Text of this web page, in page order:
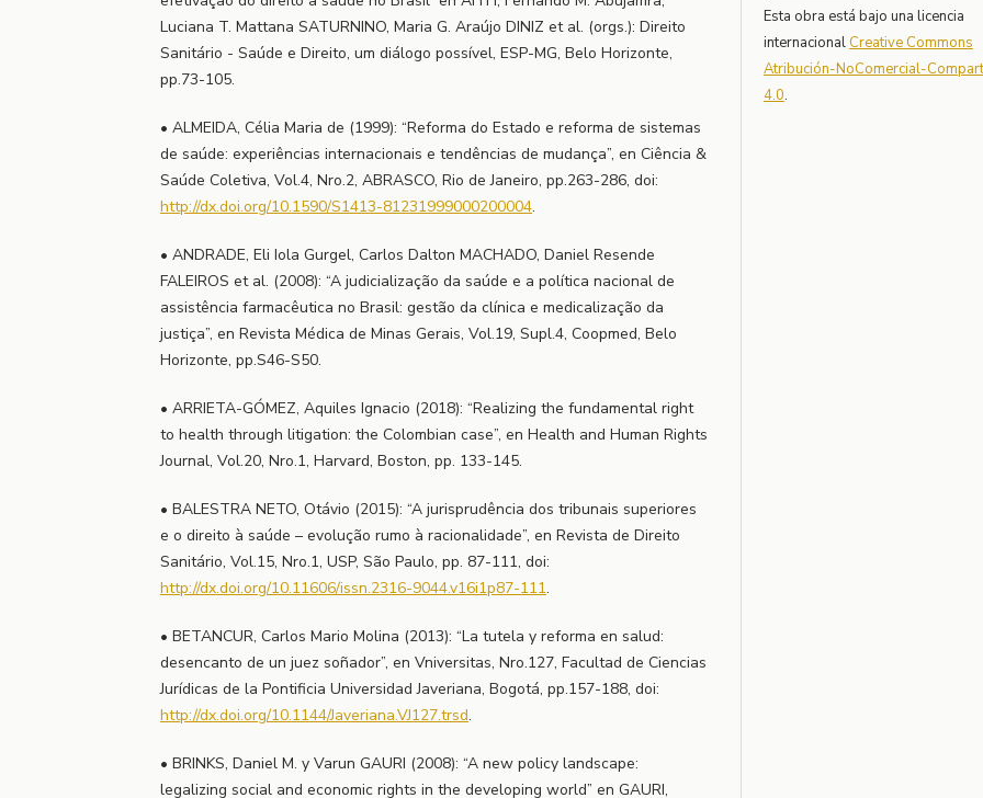
Luciana T. Mattana SATURNINO, Maria G. Araújo DINIZ et al. (orgs.): Direito
Sanitário - Saúde e Direito, um diálogo possível, ESP-MG, Belo Horizonte,
pp.73-105.
• ALMEIDA, Célia Maria de (1999): “Reforma do Estado e reforma de sistemas
de saúde: experiências internacionais e tendências de mudança”, en Ciência &
Saúde Coletiva, Vol.4, Nro.2, ABRASCO, Rio de Janeiro, pp.263-286, doi:
http://dx.doi.org/10.1590/S1413-81231999000200004.
• ANDRADE, Eli Iola Gurgel, Carlos Dalton MACHADO, Daniel Resende
FALEIROS et al. (2008): “A judicialização da saúde e a política nacional de
assistência farmacêutica no Brasil: gestão da clínica e medicalização da
justiça”, en Revista Médica de Minas Gerais, Vol.19, Supl.4, Coopmed, Belo
Horizonte, pp.S46-S50.
• ARRIETA-GÓMEZ, Aquiles Ignacio (2018): “Realizing the fundamental right
to health through litigation: the Colombian case”, en Health and Human Rights
Journal, Vol.20, Nro.1, Harvard, Boston, pp. 133-145.
• BALESTRA NETO, Otávio (2015): “A jurisprudência dos tribunais superiores
e o direito à saúde – evolução rumo à racionalidade”, en Revista de Direito
Sanitário, Vol.15, Nro.1, USP, São Paulo, pp. 87-111, doi:
http://dx.doi.org/10.11606/issn.2316-9044.v16i1p87-111.
• BETANCUR, Carlos Mario Molina (2013): “La tutela y reforma en salud:
desencanto de un juez soñador”, en Vniversitas, Nro.127, Facultad de Ciencias
Jurídicas de la Pontificia Universidad Javeriana, Bogotá, pp.157-188, doi:
http://dx.doi.org/10.1144/Javeriana.VJ127.trsd.
• BRINKS, Daniel M. y Varun GAURI (2008): “A new policy landscape:
legalizing social and economic rights in the developing world” en GAURI,
Esta obra está bajo una licencia
internacional Creative Commons
Atribución-NoComercial-
4.0.